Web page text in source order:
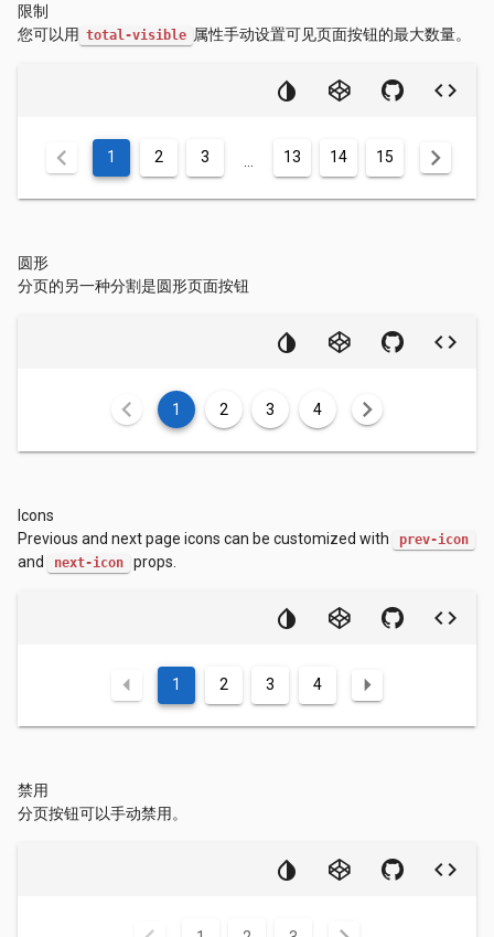
限制
您可以用 total-visible 属性手动设置可见页面按钮的最大数量。
chevron_left 1 2 3 13 14 15 chevron_right
圆形
分页的另一种分割是圆形页面按钮
chevron_left 1 2 3 4 chevron_right
Icons
Previous and next page icons can be customized with
prev-icon
and next-icon props.
1 2 3 4
禁用
分页按钮可以手动禁用。